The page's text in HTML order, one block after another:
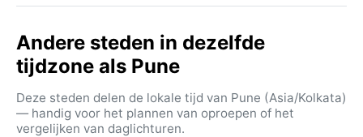
Andere steden in dezelfde
tijdzone als Pune
Deze steden delen de lokale tijd van Pune (Asia/Kolkata)
— handig voor het plannen van oproepen of het
vergelijken van daglichturen.